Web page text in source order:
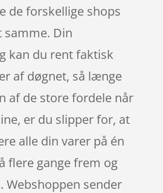
de forskellige shops
samme. Din
kan du rent faktisk
af døgnet, så længe
af de store fordele når
er du slipper for, at
alle din varer på én
flere gange frem og
Webshoppen sender